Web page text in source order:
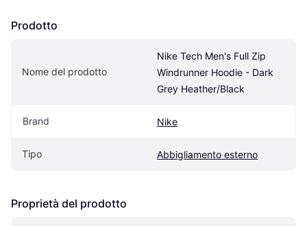
Prodotto
Nome del prodotto
Nike Tech Men's Full Zip
Windrunner Hoodie - Dark
Grey Heather/Black
Brand Nike
Tipo Abbigliamento esterno
Proprietà del prodotto